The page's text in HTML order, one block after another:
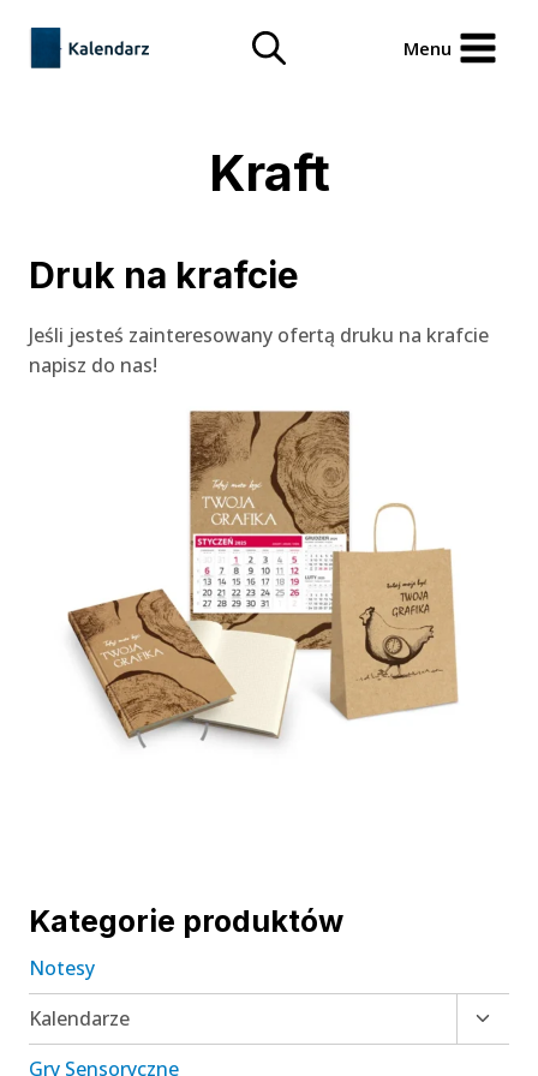
treści
treści
Menu
Kraft
Druk na krafcie
Jeśli jesteś zainteresowany ofertą druku na krafcie
napisz do nas!
Kategorie produktów
Notesy
Kalendarze
menu
Gry Sensoryczne